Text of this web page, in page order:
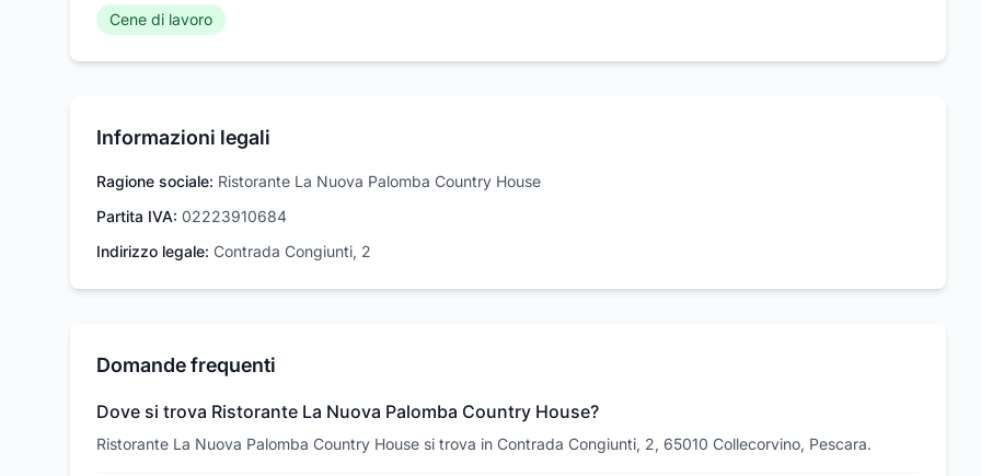
Cene di lavoro
Informazioni legali
Ragione sociale: Ristorante La Nuova Palomba Country House
Partita IVA: 02223910684
Indirizzo legale: Contrada Congiunti, 2
Domande frequenti
Dove si trova Ristorante La Nuova Palomba Country House?
Ristorante La Nuova Palomba Country House si trova in Contrada Congiunti, 2, 65010 Collecorvino, Pescara.